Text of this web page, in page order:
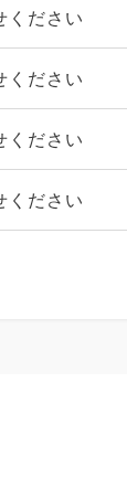
ください
ください
ください
ください